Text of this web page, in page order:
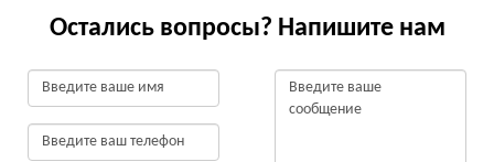
Остались вопросы? Напишите нам